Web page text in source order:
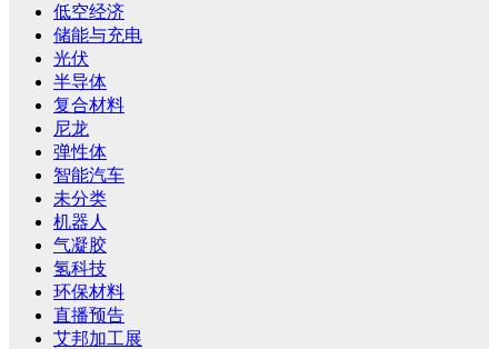
低空经济
储能与充电
光伏
半导体
复合材料
尼龙
弹性体
智能汽车
未分类
机器人
气凝胶
氢科技
环保材料
直播预告
艾邦加工展